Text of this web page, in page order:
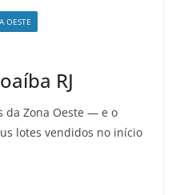
OESTE
RJ
da Zona Oeste — e o
lotes vendidos no início